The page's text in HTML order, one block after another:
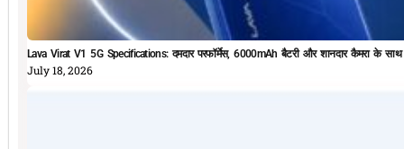
Lava Virat V1 5G Specifications: दमदार परफॉर्मेस, 6000mAh बैटरी और शानदार कैमरा के
July 18, 2026